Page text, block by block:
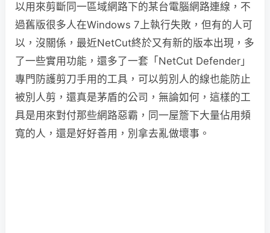
以用來剪斷同一區域網路下的某台電腦網路連線，不
過舊版很多人在Windows 7上執行失敗，但有的人可
以，沒關係，最近NetCut終於又有新的版本出現，多
了一些實用功能，還多了一套「NetCut Defender」
專門防護剪刀手用的工具，可以剪別人的線也能防止
被別人剪，還真是茅盾的公司，無論如何，這樣的工
具是用來對付那些網路惡霸，同一屋簷下大量佔用頻
寬的人，還是好好善用，別拿去亂做壞事。